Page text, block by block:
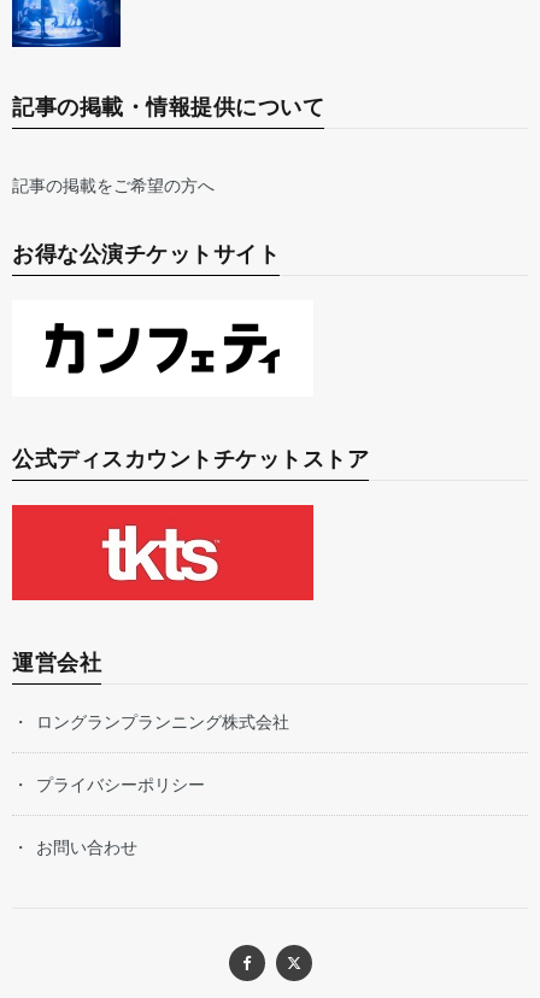
記事の掲載・情報提供について
記事の掲載をご希望の方へ
お得な公演チケットサイト
公式ディスカウントチケットストア
運営会社
ロングランプランニング株式会社
プライバシーポリシー
お問い合わせ